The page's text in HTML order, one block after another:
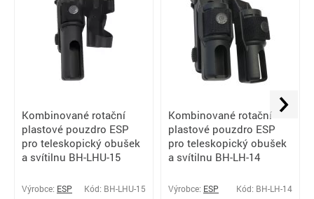
Kombinované rotační
plastové pouzdro ESP
pro teleskopický obušek
a svítilnu BH-LHU-15
Výrobce: ESP Kód: BH-LHU-15
Kombinované rotační
plastové pouzdro ESP
pro teleskopický obušek
a svítilnu BH-LH-14
Výrobce: ESP Kód: BH-LH-14